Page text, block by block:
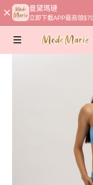
曼黛瑪璉
立即下載APP最高領